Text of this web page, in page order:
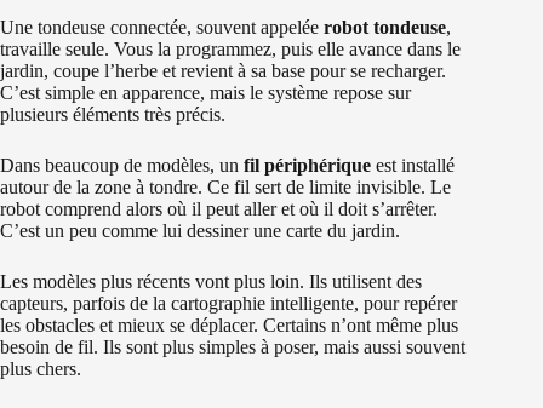
Une tondeuse connectée, souvent appelée robot tondeuse,
travaille seule. Vous la programmez, puis elle avance dans le
jardin, coupe l’herbe et revient à sa base pour se recharger.
C’est simple en apparence, mais le système repose sur
plusieurs éléments très précis.
Dans beaucoup de modèles, un fil périphérique est installé
autour de la zone à tondre. Ce fil sert de limite invisible. Le
robot comprend alors où il peut aller et où il doit s’arrêter.
C’est un peu comme lui dessiner une carte du jardin.
Les modèles plus récents vont plus loin. Ils utilisent des
capteurs, parfois de la cartographie intelligente, pour repérer
les obstacles et mieux se déplacer. Certains n’ont même plus
besoin de fil. Ils sont plus simples à poser, mais aussi souvent
plus chers.